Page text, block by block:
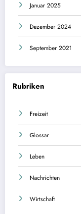
Januar 2025
Dezember 2024
September 2021
Rubriken
Freizeit
Glossar
Leben
Nachrichten
Wirtschaft